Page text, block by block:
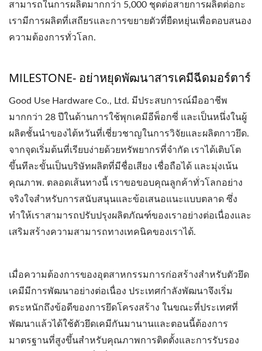
สามารถในการผลิตมากกว่า 5,000 ชุดต่อสายการผลิตต่อกะ
เรามีการผลิตที่เสถียรและการขยายตัวที่ยืดหยุ่นเพื่อตอบสนอง
ความต้องการทั่วโลก.
MILESTONE- อย่าหยุดพัฒนาสารเคมีฉีดมอร์ตาร์
Good Use Hardware Co., Ltd. มีประสบการณ์มืออาชีพ
มากกว่า 28 ปีในด้านการใช้พุกเคมีอีพ็อกซี่ และเป็นหนึ่งในผู้
ผลิตชั้นนำของไต้หวันที่เชี่ยวชาญในการวิจัยและผลิตกาวยึด.
จากจุดเริ่มต้นที่เรียบง่ายด้วยทรัพยากรที่จำกัด เราได้เติบโต
ขึ้นทีละขั้นเป็นบริษัทผลิตที่มีชื่อเสียง เชื่อถือได้ และมุ่งเน้น
คุณภาพ. ตลอดเส้นทางนี้ เราขอขอบคุณลูกค้าทั่วโลกอย่าง
จริงใจสำหรับการสนับสนุนและข้อเสนอแนะแบบตลาด ซึ่ง
ทำให้เราสามารถปรับปรุงผลิตภัณฑ์ของเราอย่างต่อเนื่องและ
เสริมสร้างความสามารถทางเทคนิคของเราได้.
เมื่อความต้องการของอุตสาหกรรมการก่อสร้างสำหรับตัวยึด
เคมีมีการพัฒนาอย่างต่อเนื่อง ประเทศกำลังพัฒนาจึงเริ่ม
ตระหนักถึงข้อดีของการยึดโครงสร้าง ในขณะที่ประเทศที่
พัฒนาแล้วได้ใช้ตัวยึดเคมีกันมานานและตอนนี้ต้องการ
มาตรฐานที่สูงขึ้นสำหรับคุณภาพการติดตั้งและการรับรอง